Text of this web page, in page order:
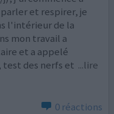
et respirer, je
l'intérieur de la
mon travail a
et a appelé
test des nerfs et ...lire
0 réactions